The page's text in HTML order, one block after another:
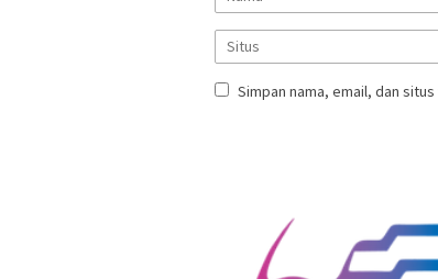
Simpan nama, email, dan